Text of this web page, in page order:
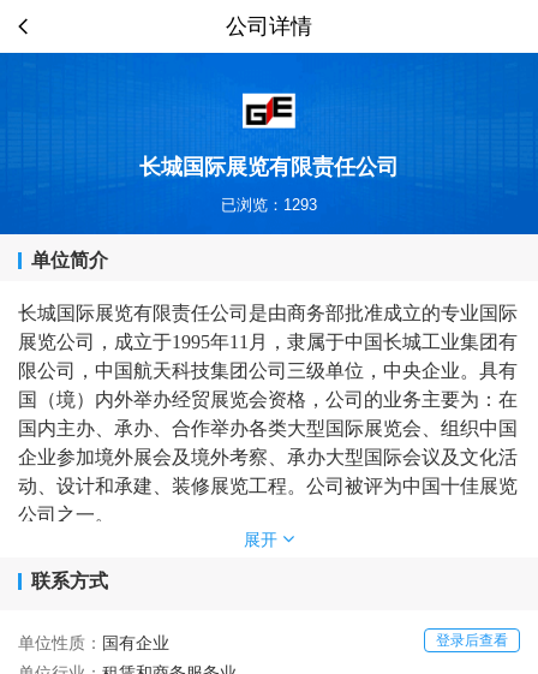
公司详情
长城国际展览有限责任公司
已浏览：1293
单位简介
长城国际展览有限责任公司是由商务部批准成立的专业国际
展览公司，成立于1995年11月，隶属于中国长城工业集团有
限公司，中国航天科技集团公司三级单位，中央企业。具有
国（境）内外举办经贸展览会资格，公司的业务主要为：在
国内主办、承办、合作举办各类大型国际展览会、组织中国
企业参加境外展会及境外考察、承办大型国际会议及文化活
动、设计和承建、装修展览工程。公司被评为中国十佳展览
公司之一。
三十年来，我公司在美洲、欧洲、亚洲、大洋洲、非洲的三
和服务业务遍及五大洲。我们拥有一支富有战斗力和凝聚力
的团队， 以“请进来，走出去，客户至上”为宗旨，全心全意
展开
联系方式
登录后查看
单位性质： 国有企业